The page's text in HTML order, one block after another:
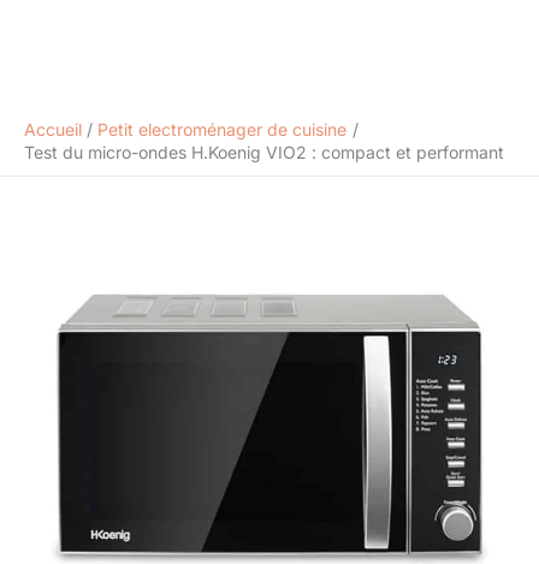
Accueil
Petit electroménager de cuisine
Test du micro-ondes H.Koenig VIO2 : compact et performant